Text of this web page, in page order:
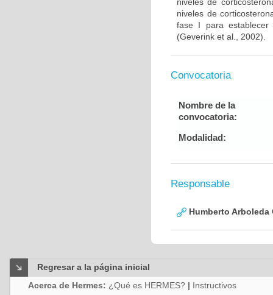
niveles de
fase I para establecer
(Geverink et al., 2002).
Convocatoria
Nombre de la
convocatoria:
Modalidad:
Responsable
Humberto Arboleda
Regresar a la página inicial
Acerca de Hermes: ¿Qué es HERMES? | Instructivos